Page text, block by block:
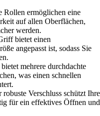
Rollen ermöglichen eine
auf allen Oberflächen,
werden.
bietet einen
angepasst ist, sodass Sie
mehrere durchdachte
was einen schnellen
robuste Verschluss schützt Ihre
für ein effektives Öffnen und